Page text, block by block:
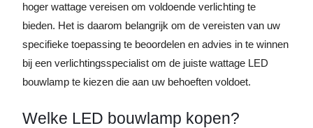
hoger wattage vereisen om voldoende verlichting te
bieden. Het is daarom belangrijk om de vereisten van uw
specifieke toepassing te beoordelen en advies in te winnen
bij een verlichtingsspecialist om de juiste wattage LED
bouwlamp te kiezen die aan uw behoeften voldoet.
Welke LED bouwlamp kopen?